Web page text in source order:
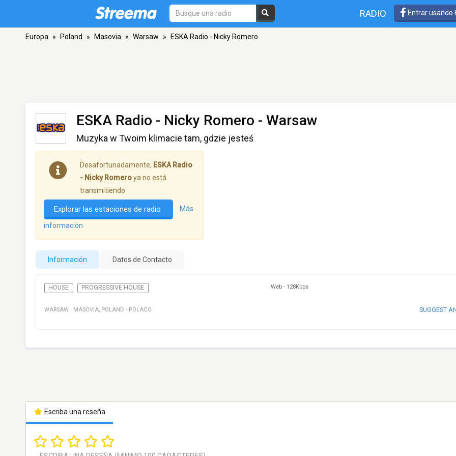
RADIO Entrar usando
Europa » Poland » Masovia » Warsaw » ESKA Radio - Nicky Romero
ESKA Radio - Nicky Romero - Warsaw
Muzyka w Twoim klimacie tam, gdzie jesteś
Desafortunadamente, ESKA Radio
- Nicky Romeroya no está
transmitiendo
Explorar las estaciones de radio Más
información
Información Datos de Contacto
HOUSE PROGRESSIVE HOUSE Web - 128Kbps
WARSAW · MASOVIA, POLAND · POLACO SUGGEST
Escriba una reseña